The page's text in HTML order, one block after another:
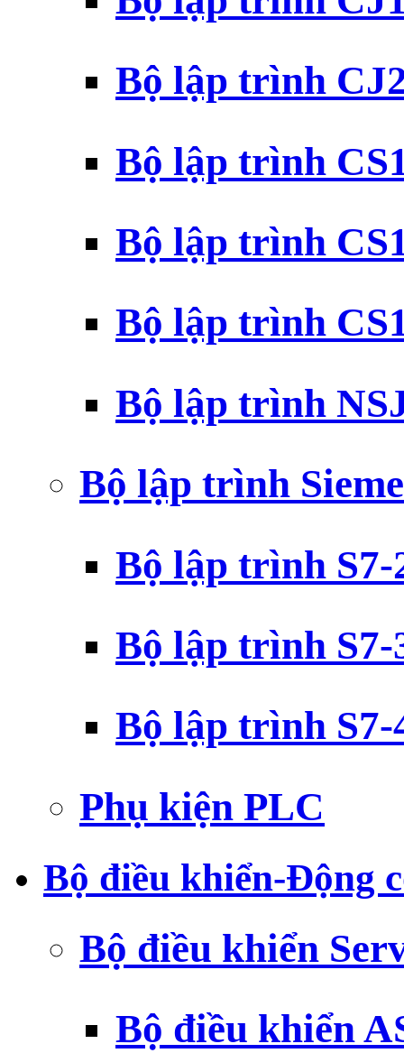
Bộ lập trình
Bộ lập trình
Bộ lập trình
Bộ lập trình
Bộ lập trình
Bộ lập trình
Bộ lập trình S7-
Bộ lập trình S7-
Bộ lập trình S7-
Phụ kiện PLC
Bộ điều khiển-Động
Bộ điều khiển
Bộ điều khiển